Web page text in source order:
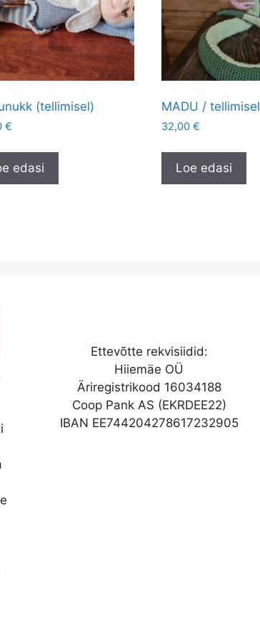
(tellimisel)
€
edasi
MADU / tellimisel
32,00€
Loe edasi
Ettevõtte rekvisiidid:
Hiiemäe OÜ
Äriregistrikood 16034188
Coop Pank AS (EKRDEE22)
IBAN EE744204278617232905